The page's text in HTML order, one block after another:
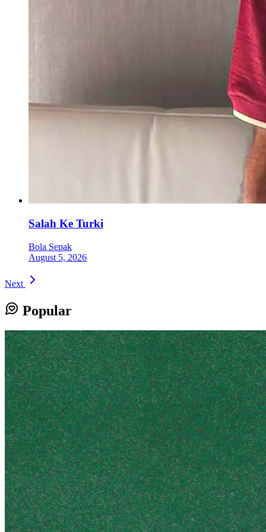
Salah Ke Turki
Bola Sepak
August 5, 2026
Next
Popular